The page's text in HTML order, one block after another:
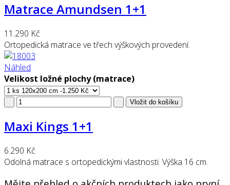
Matrace Amundsen 1+1
11.290 Kč
Ortopedická matrace ve třech výškových provedení.
Náhled
Velikost ložné plochy (matrace)
Maxi Kings 1+1
6.290 Kč
Odolná matrace s ortopedickými vlastnosti. Výška 16 cm.